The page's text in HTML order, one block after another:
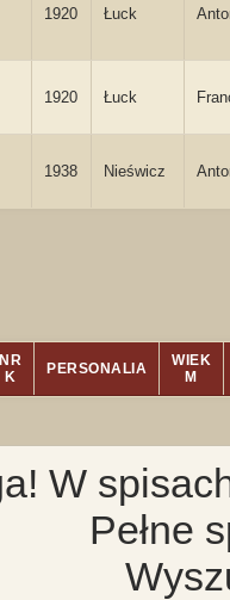
1920 Łuck
1920 Łuck
1938 Nieświcz
NR
K
PERSONALIA
WIEK
M
W
Pełne